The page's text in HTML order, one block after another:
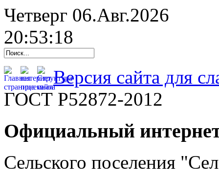
Четверг 06.Авг.2026
20:53:19
Версия сайта для
ГОСТ Р52872-2012
Официальный
Сельского поселения